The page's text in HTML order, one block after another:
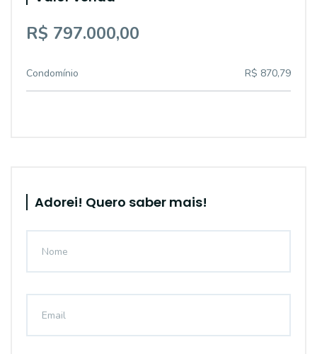
R$ 797.000,00
Condomínio R$ 870,79
Adorei! Quero saber mais!